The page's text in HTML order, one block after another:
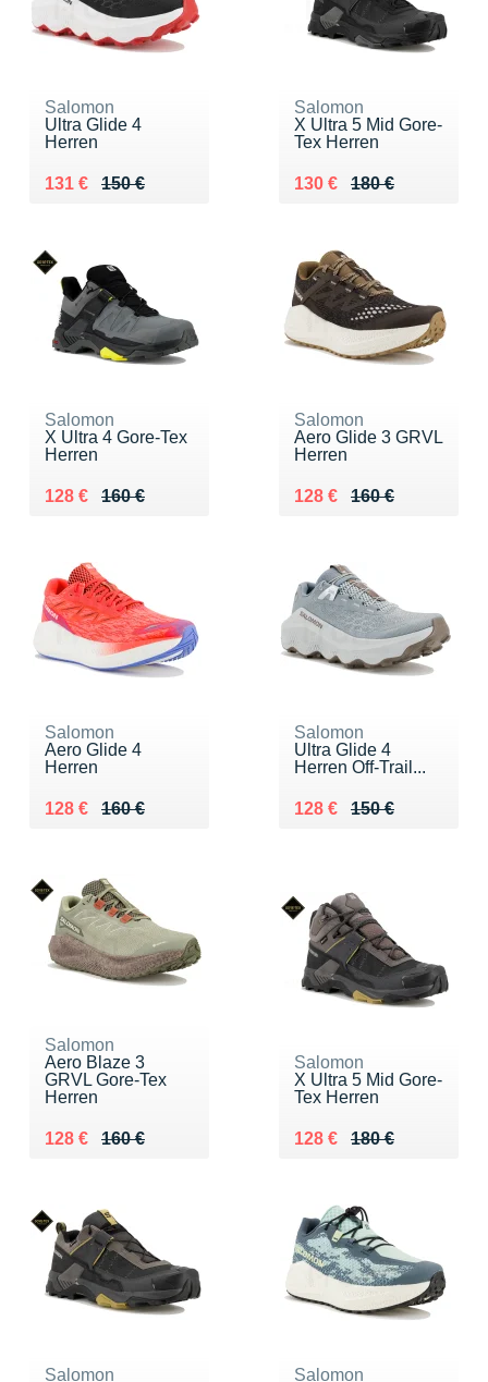
Salomon
Ultra Glide 4
Herren
150 €
Au lieu de 150 €
131 €
Vendu 131 €
Salomon
X Ultra 5 Mid Gore-
Tex Herren
180 €
Au lieu de 180 €
130 €
Vendu 130 €
Salomon
X Ultra 4 Gore-Tex
Herren
160 €
Au lieu de 160 €
128 €
Vendu 128 €
Salomon
Aero Glide 3 GRVL
Herren
160 €
Au lieu de 160 €
128 €
Vendu 128 €
Salomon
Aero Glide 4
Herren
160 €
Au lieu de 160 €
128 €
Vendu 128 €
Salomon
Ultra Glide 4
Herren Off-Trail...
150 €
Au lieu de 150 €
128 €
Vendu 128 €
Salomon
Aero Blaze 3
GRVL Gore-Tex
Herren
160 €
Au lieu de 160 €
128 €
Vendu 128 €
Salomon
X Ultra 5 Mid Gore-
Tex Herren
180 €
Au lieu de 180 €
128 €
Vendu 128 €
Salomon Salomon